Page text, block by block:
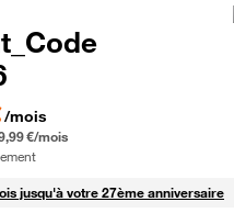
/mois
€/mois
25 € par mois
jusqu'à votre 27ème anniversaire